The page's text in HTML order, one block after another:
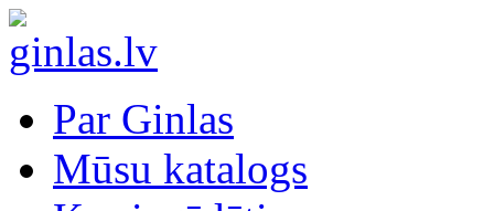
Par Ginlas
Mūsu katalogs